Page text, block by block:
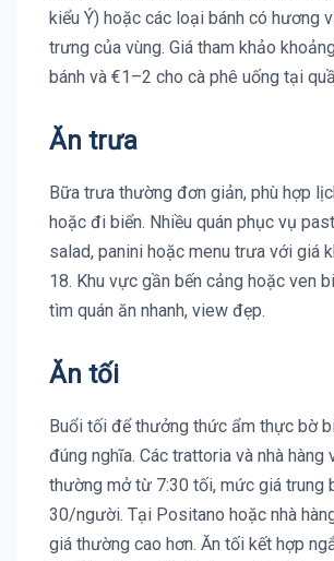
kiểu Ý) hoặc các loại bánh có hương
trưng của vùng. Giá tham khảo
bánh và €1–2 cho cà phê uống tại
Ăn trưa
Bữa trưa thường đơn giản, phù hợp
hoặc đi biển. Nhiều quán phục vụ
salad, panini hoặc menu trưa với giá
18. Khu vực gần bến cảng hoặc ven
tìm quán ăn nhanh, view đẹp.
Ăn tối
Buổi tối để thưởng thức ẩm thực bờ
đúng nghĩa. Các trattoria và nhà hàng
thường mở từ 7:30 tối, mức giá trung
30/người. Tại Positano hoặc nhà
giá thường cao hơn. Ăn tối kết hợp